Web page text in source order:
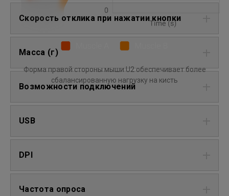
Форма правой стороны мыши U2 обеспечивает более
сбалансированную нагрузку на кисть
Скорость отклика при нажатии кнопки
Масса (г)
Возможности подключений
USB
DPI
Частота опроса